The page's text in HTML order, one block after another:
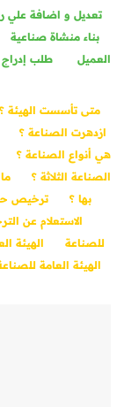
تعديل و اضافة علي
بناء منشاة صناعية
العميل
طلب إدراج
متى تأسست الهيئة ؟
ازدهرت الصناعة ؟
هي أنواع الصناعة ؟
الصناعة الثلاثة ؟
بها ؟
ترخيص
الاستعلام عن
للصناعة
الهيئة
الهيئة العامة